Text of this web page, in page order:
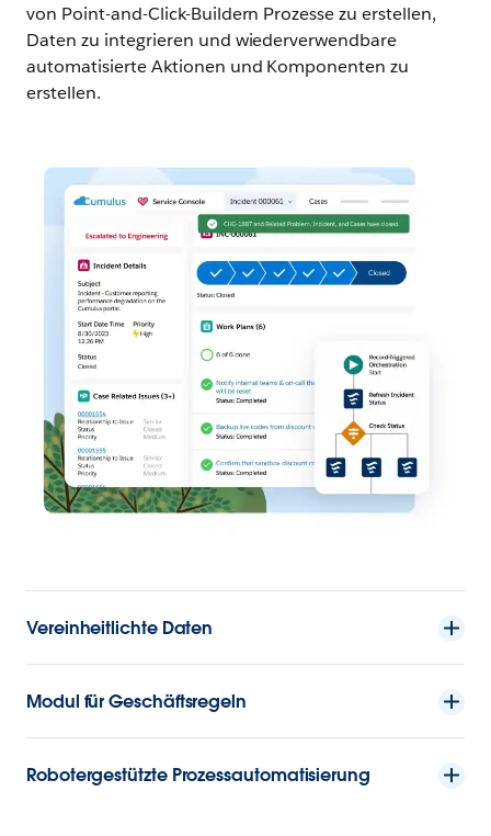
von Point-and-Click-Buildern Prozesse zu erstellen,
Daten zu integrieren und wiederverwendbare
automatisierte Aktionen und Komponenten zu
erstellen.
Vereinheitlichte Daten
Modul für Geschäftsregeln
Robotergestützte Prozessautomatisierung